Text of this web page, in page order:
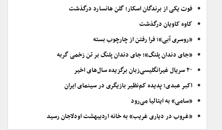
فوت یکی از برندگان اسکار؛ گلن هانسارد درگذشت
کاوه کاویان درگذشت
«روسری آبی»؛ فرا رفتن از چارچوب بسته
«جای دندان پلنگ»؛ جای دندان پلنگ بر تن زخمی گربه
۲۰ سریال غیرانگلیسی‌زبان برگزیده سال‌های اخیر
اکبر عبدی؛ پدیده کم‌نظیر بازیگری در سینمای ایران
«سامی» به ایتالیا می‌رود
«غروب در دیاری غریب» به خانه اردیبهشت اودلاجان رسید